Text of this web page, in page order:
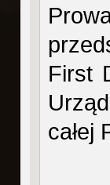
First
całej